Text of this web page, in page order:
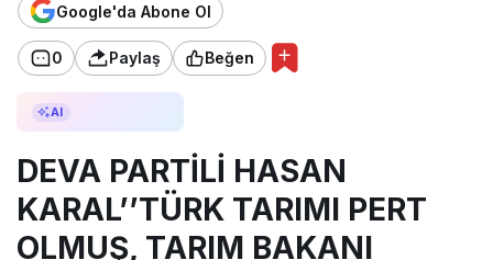
Google'da Abone Ol
0 Paylaş Beğen
AI
DEVA PARTİLİ HASAN
KARAL’’TÜRK TARIMI PERT
OLMUŞ, TARIM BAKANI